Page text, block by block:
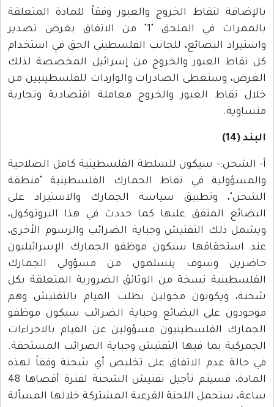
بالإضافة لنقاط الخروج والعبور وفقاً للمادة المتعلقة
بالممرات في الملحق "1" من الاتفاق بغرض تصدير
واستيراد البضائع، للجانب الفلسطيني الحق في استخدام
كل نقاط العبور والخروج من إسرائيل المخصصة لذلك
الغرض، وستعطى الصادرات والواردات للفلسطينيين من
خلال نقاط العبور والخروج معاملة اقتصادية وتجارية
متساوية.
البند (14)
أ- الشحن:- سيكون للسلطة الفلسطينية كامل الصلاحية
والمسؤولية في نقاط الجمارك الفلسطينية "منطقة
الشحن"، وتطبيق سياسة الجمارك والاستيراد على
البضائع المتفق عليها كما حددت في هذا البروتوكول،
ويشمل ذلك التفتيش وجباية الضرائب والرسوم الأخرى،
عند استحقاقها سيكون موظفو الجمارك الإسرائيليون
حاضرين وسوف يتسلمون من مسؤولي الجمارك
الفلسطينية نسخة من الوثائق الضرورية المتعلقة بكل
شحنة، ويكونون مخولين بطلب القيام بالتفتيش وهم
موجودون على البضائع وجباية الضرائب سيكون موظفو
الجمارك الفلسطينيون مسؤولين عن القيام بالاجراءات
الجمركية بما فيها التفتيش وجباية الضرائب المستحقة.
في حالة عدم الاتفاق على تخليص أي شحنة وفقاً لهذه
المادة، فسيتم تأجيل تفتيش الشحنة لفترة أقصاها 48
ساعة، ستحمل اللجنة الفرعية المشتركة خلالها المسألة